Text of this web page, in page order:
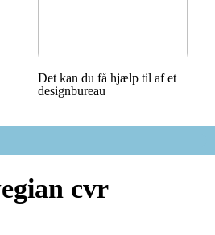
Det kan du få hjælp til af et
designbureau
cvr